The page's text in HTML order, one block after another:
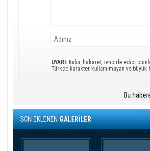
UYARI: Küfür, hakaret, rencide edici
Türkçe karakter kullanılmayan ve büyük
Bu
SON EKLENENGALERİLER